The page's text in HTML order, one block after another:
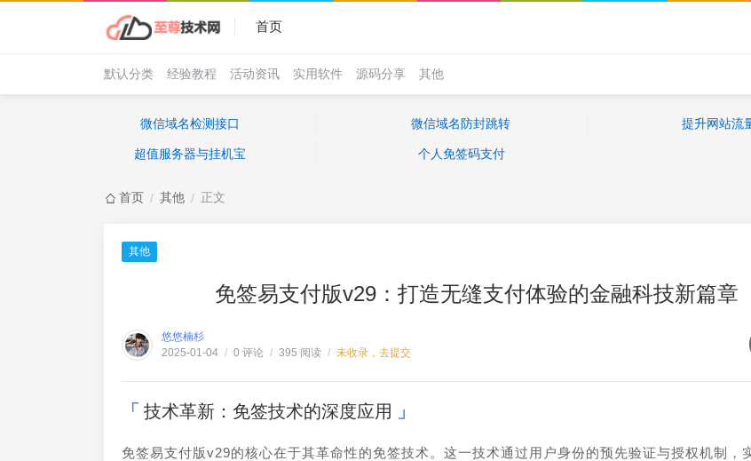
首页
默认分类 经验教程 活动资讯 实用软件 源码分享 其他
微信域名检测接口 微信域名防封跳转 提升网站流
超值服务器与挂机宝 个人免签码支付
首页 / 其他 / 正文
其他
免签易支付版v29：打造无缝支付体验的金融科技新篇章
悠悠楠杉
2025-01-04 / 0 评论 / 395 阅读 / 未收录，去提交
技术革新：免签技术的深度应用
免签易支付版v29的核心在于其革命性的免签技术。这一技术通过用户身份的预先验证与授权机制，